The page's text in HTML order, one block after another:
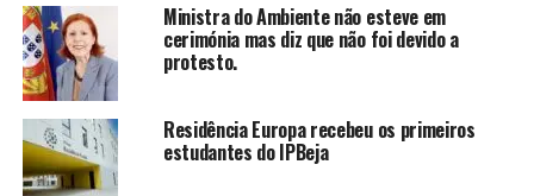
Ministra do Ambiente não esteve em
cerimónia mas diz que não foi devido a
protesto.
Residência Europa recebeu os primeiros
estudantes do IPBeja